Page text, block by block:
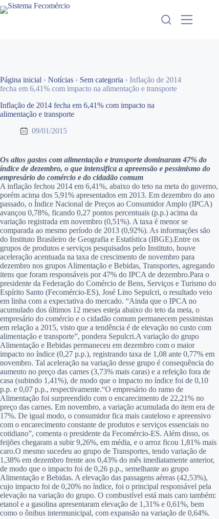
Pular
para
Página inicial › Notícias › Sem categoria › Inflação de 2014
fecha em 6,41% com impacto na alimentação e transporte
Inflação de 2014 fecha em 6,41% com impacto na
alimentação e transporte
09/01/2015
Os altos gastos com alimentação e transporte dominaram 47% do
índice de dezembro, o que intensifica a apreensão e pessimismo do
empresário do comércio e do cidadão comum
A inflação fechou 2014 em 6,41%, abaixo do teto na meta do governo,
porém acima dos 5,91% apresentados em 2013. Em dezembro do ano
passado, o Índice Nacional de Preços ao Consumidor Amplo (IPCA)
avançou 0,78%, ficando 0,27 pontos percentuais (p.p.) acima da
variação registrada em novembro (0,51%). A taxa é menor se
comparada ao mesmo período de 2013 (0,92%). As informações são
do Instituto Brasileiro de Geografia e Estatística (IBGE).Entre os
grupos de produtos e serviços pesquisados pelo Instituto, houve
aceleração acentuada na taxa de crescimento de novembro para
dezembro nos grupos Alimentação e Bebidas, Transportes, agregando
itens que foram responsáveis por 47% do IPCA de dezembro.Para o
presidente da Federação do Comércio de Bens, Serviços e Turismo do
Espírito Santo (Fecomércio-ES), José Lino Sepulcri, o resultado veio
em linha com a expectativa do mercado. “Ainda que o IPCA no
acumulado dos últimos 12 meses esteja abaixo do teto da meta, o
empresário do comércio e o cidadão comum permanecem pessimistas
em relação a 2015, visto que a tendência é de elevação no custo com
alimentação e transporte”, pondera Sepulcri.A variação do grupo
Alimentação e Bebidas permaneceu em dezembro com o maior
impacto no índice (0,27 p.p.), registrando taxa de 1,08 ante 0,77% em
novembro. Tal aceleração na variação desse grupo é consequência do
aumento no preço das carnes (3,73% mais caras) e a refeição fora de
casa (subindo 1,41%), de modo que o impacto no índice foi de 0,10
p.p. e 0,07 p.p., respectivamente.“O empresário do ramo de
Alimentação foi surpreendido com o encarecimento de 22,21% no
preço das carnes. Em novembro, a variação acumulada do item era de
17%. De igual modo, o consumidor fica mais cauteloso e apreensivo
com o encarecimento constante de produtos e serviços essenciais no
cotidiano”, comenta o presidente da Fecomércio-ES. Além disso, os
feijões chegaram a subir 9,26%, em média, e o arroz ficou 1,81% mais
caro.O mesmo sucedeu ao grupo de Transportes, tendo variação de
1,38% em dezembro frente aos 0,43% do mês imediatamente anterior,
de modo que o impacto foi de 0,26 p.p., semelhante ao grupo
Alimentação e Bebidas. A elevação das passagens aéreas (42,53%),
cujo impacto foi de 0,20% no índice, foi o principal responsável pela
elevação na variação do grupo. O combustível está mais caro também:
etanol e a gasolina apresentaram elevação de 1,31% e 0,61%, bem
como o ônibus intermunicipal, com expansão na variação de 0,64%.